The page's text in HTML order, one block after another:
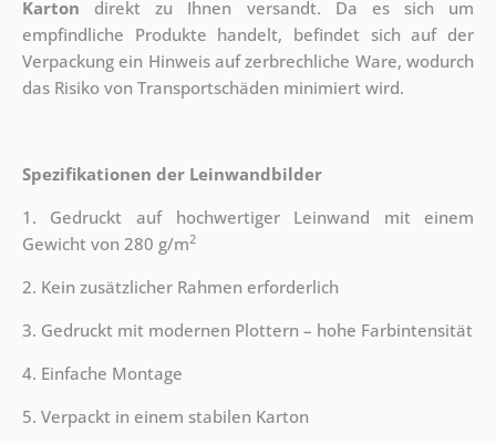
Karton direkt zu Ihnen versandt. Da es sich um
empfindliche Produkte handelt, befindet sich auf der
Verpackung ein Hinweis auf zerbrechliche Ware, wodurch
das Risiko von Transportschäden minimiert wird.
Spezifikationen der Leinwandbilder
1. Gedruckt auf hochwertiger Leinwand mit einem
Gewicht von 280 g/m2
2. Kein zusätzlicher Rahmen erforderlich
3. Gedruckt mit modernen Plottern – hohe Farbintensität
4. Einfache Montage
5. Verpackt in einem stabilen Karton